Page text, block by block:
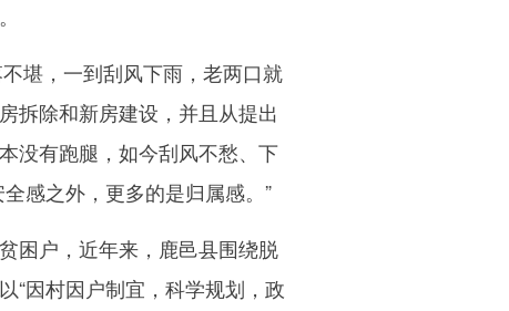
堪，一到刮风下雨，老两口就
拆除和新房建设，并且从提出
没有跑腿，如今刮风不愁、下
感之外，更多的是归属感。”
户，近年来，鹿邑县围绕脱
“因村因户制宜，科学规划，政